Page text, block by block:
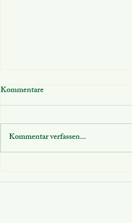
Kommentare
Kommentar verfassen...